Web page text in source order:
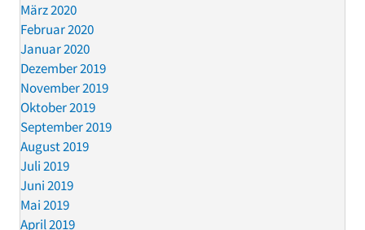
März 2020
Februar 2020
Januar 2020
Dezember 2019
November 2019
Oktober 2019
September 2019
August 2019
Juli 2019
Juni 2019
Mai 2019
April 2019